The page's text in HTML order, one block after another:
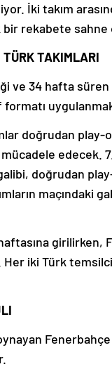
İki takım
rekabete sahne
TAKIMLARI
ve 34 hafta
doğrudan
edecek.
doğrudan
maçındaki
girilirken,
Her iki Türk